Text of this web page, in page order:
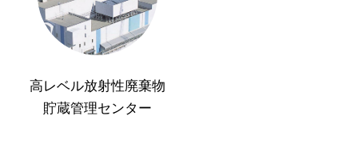
高レベル放射性廃棄物
貯蔵管理センター